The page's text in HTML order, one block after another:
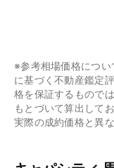
※参考相場価格につい
に基づく不動産鑑定
格を保証するもので
もとづいて算出して
実際の成約価格と異